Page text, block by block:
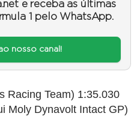
e receba as últimas
1 pelo WhatsApp.
nosso canal!
Racing Team) 1:35.030
Moly Dynavolt Intact GP)